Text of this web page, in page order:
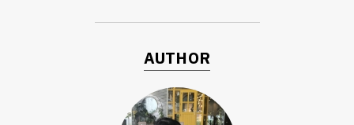
AUTHOR